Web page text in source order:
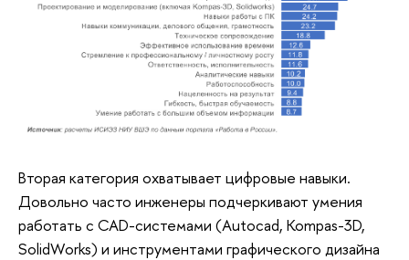
Вторая категория охватывает цифровые навыки.
Довольно часто инженеры подчеркивают умения
работать с CAD-системами (Autocad, Kompas-3D,
SolidWorks) и инструментами графического дизайна